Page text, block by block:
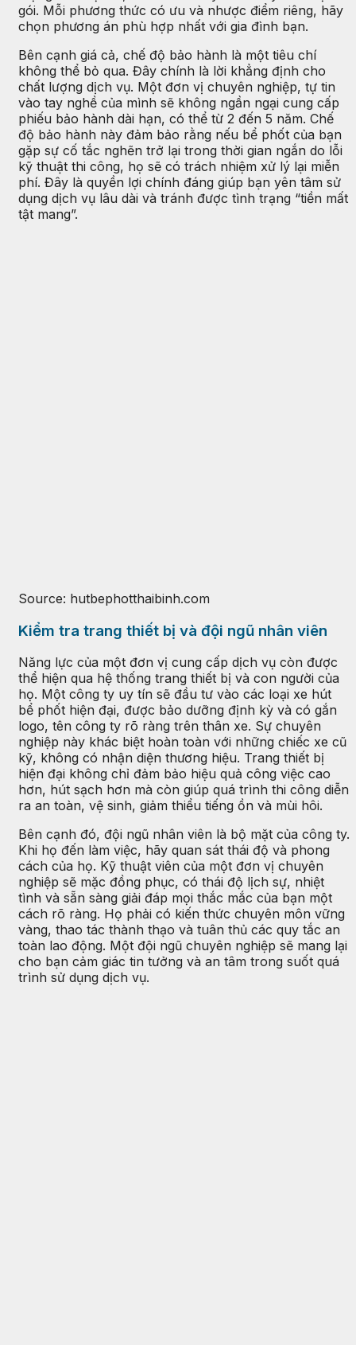
gói. Mỗi phương thức có ưu và nhược điểm riêng, hãy
chọn phương án phù hợp nhất với gia đình bạn.
Bên cạnh giá cả, chế độ bảo hành là một tiêu chí
không thể bỏ qua. Đây chính là lời khẳng định cho
chất lượng dịch vụ. Một đơn vị chuyên nghiệp, tự tin
vào tay nghề của mình sẽ không ngần ngại cung cấp
phiếu bảo hành dài hạn, có thể từ 2 đến 5 năm. Chế
độ bảo hành này đảm bảo rằng nếu bể phốt của bạn
gặp sự cố tắc nghẽn trở lại trong thời gian ngắn do lỗi
kỹ thuật thi công, họ sẽ có trách nhiệm xử lý lại miễn
phí. Đây là quyền lợi chính đáng giúp bạn yên tâm sử
dụng dịch vụ lâu dài và tránh được tình trạng “tiền mất
tật mang”.
Source: hutbephotthaibinh.com
Kiểm tra trang thiết bị và đội ngũ nhân viên
Năng lực của một đơn vị cung cấp dịch vụ còn được
thể hiện qua hệ thống trang thiết bị và con người của
họ. Một công ty uy tín sẽ đầu tư vào các loại xe hút
bể phốt hiện đại, được bảo dưỡng định kỳ và có gắn
logo, tên công ty rõ ràng trên thân xe. Sự chuyên
nghiệp này khác biệt hoàn toàn với những chiếc xe cũ
kỹ, không có nhận diện thương hiệu. Trang thiết bị
hiện đại không chỉ đảm bảo hiệu quả công việc cao
hơn, hút sạch hơn mà còn giúp quá trình thi công diễn
ra an toàn, vệ sinh, giảm thiểu tiếng ồn và mùi hôi.
Bên cạnh đó, đội ngũ nhân viên là bộ mặt của công ty.
Khi họ đến làm việc, hãy quan sát thái độ và phong
cách của họ. Kỹ thuật viên của một đơn vị chuyên
nghiệp sẽ mặc đồng phục, có thái độ lịch sự, nhiệt
tình và sẵn sàng giải đáp mọi thắc mắc của bạn một
cách rõ ràng. Họ phải có kiến thức chuyên môn vững
vàng, thao tác thành thạo và tuân thủ các quy tắc an
toàn lao động. Một đội ngũ chuyên nghiệp sẽ mang lại
cho bạn cảm giác tin tưởng và an tâm trong suốt quá
trình sử dụng dịch vụ.